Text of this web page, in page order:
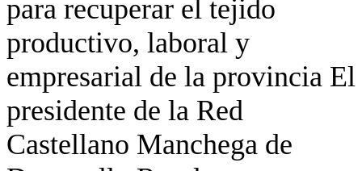
para recuperar el tejido
productivo, laboral y
empresarial de la provincia El
presidente de la Red
Castellano Manchega de